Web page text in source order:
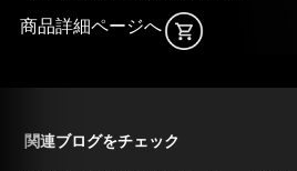
商品詳細ページへ
関連ブログをチェック